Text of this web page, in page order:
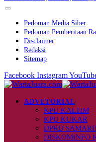
Pedoman Media Siber
Pedoman Pemberitaan
Disclaimer
Redaksi
Sitemap
Facebook Instagram
ADVETORIAL
KPU KALTIM
KPU KUKAR
DPRD
DISKOMINFO